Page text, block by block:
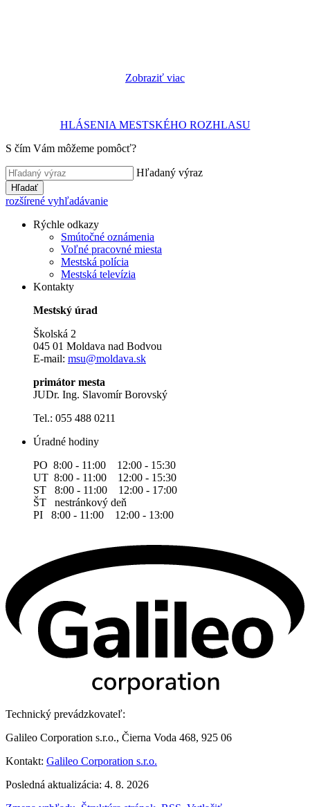
Zobraziť viac
HLÁSENIA MESTSKÉHO ROZHLASU
S čím Vám môžeme pomôcť?
Hľadaný výraz
Hľadať
rozšírené vyhľadávanie
Rýchle odkazy
Smútočné oznámenia
Voľné pracovné miesta
Mestská polícia
Mestská televízia
Kontakty
Mestský úrad
Školská 2
045 01 Moldava nad Bodvou
E-mail: msu@moldava.sk
primátor mesta
JUDr. Ing. Slavomír Borovský
Tel.: 055 488 0211
Úradné hodiny
PO 8:00 - 11:00 12:00 - 15:30
UT 8:00 - 11:00 12:00 - 15:30
ST 8:00 - 11:00 12:00 - 17:00
ŠT nestránkový deň
PI 8:00 - 11:00 12:00 - 13:00
Technický prevádzkovateľ:
Galileo Corporation s.r.o., Čierna Voda 468, 925 06
Kontakt: Galileo Corporation s.r.o.
Posledná aktualizácia: 4. 8. 2026